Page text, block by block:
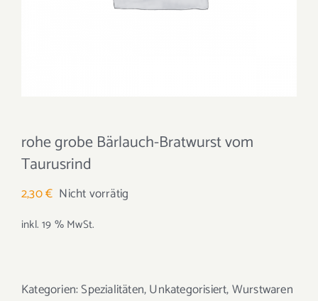
rohe grobe Bärlauch-Bratwurst vom
Taurusrind
2,30€ Nicht vorrätig
inkl. 19 % MwSt.
Kategorien:Spezialitäten,Unkategorisiert,Wurstwaren